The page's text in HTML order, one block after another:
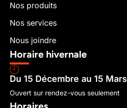
Nos produits
Nos services
Nous joindre
Horaire hivernale
Du 15 Décembre au 15 Mars
Ouvert sur rendez-vous seulement